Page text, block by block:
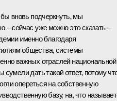
вновь подчеркнуть, мы
– сейчас уже можно это сказать –
именно благодаря
общества, системы
важных отраслей национальной
дать такой ответ, потому
опереться на собственную
базу, на, что